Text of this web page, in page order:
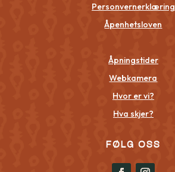
Personvernerklæring
Åpenhetsloven
Åpningstider
Webkamera
Hvor er vi?
Hva skjer?
FØLG OSS